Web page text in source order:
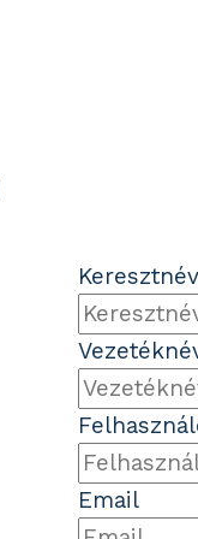
Keresztnév
Email